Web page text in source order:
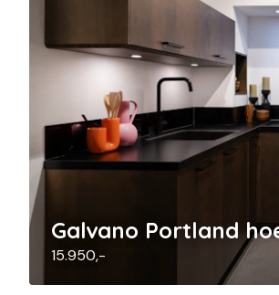
Galvano Portland
15.950,-